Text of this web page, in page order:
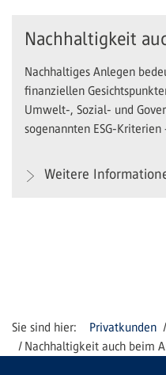
Nachhaltigkeit
Nachhaltiges Anlegen
finanziellen
Umwelt-, Sozial- und
sogenannten ESG-
Weitere
Privatkunden
Nachhaltigkeit auch beim